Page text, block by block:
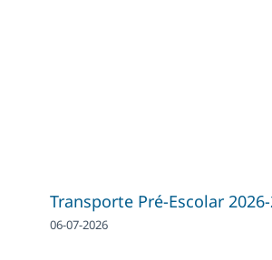
Transporte Pré-Escolar
06-07-2026